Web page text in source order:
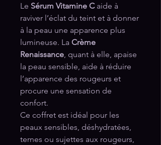
Le Sérum Vitamine Caide à
raviver l’éclat du teint et à donner
à la peau une apparence plus
lumineuse. La Crème
Renaissance, quant à elle, apaise
la peau sensible, aide à réduire
l’apparence des rougeurs et
procure une sensation de
confort.
Ce coffret est idéal pour les
peaux sensibles, déshydratées,
ternes ou sujettes aux rougeurs,